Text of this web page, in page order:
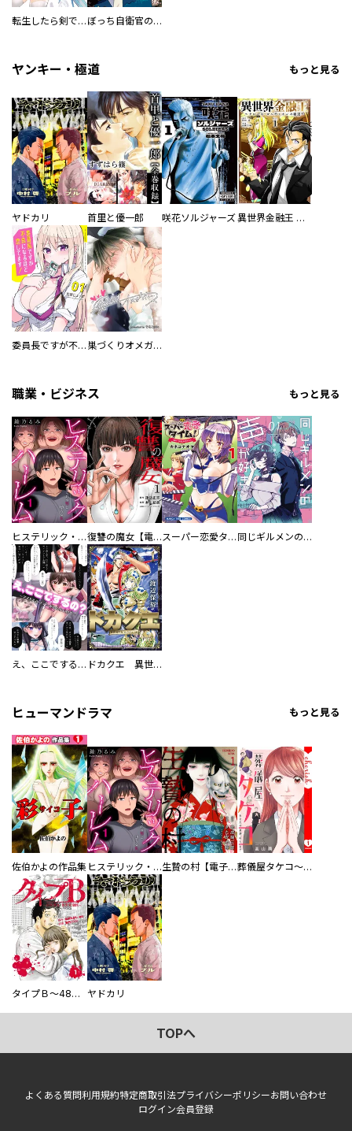
転生したら剣でした Another Wish ぼっち自衛官の異世界奮戦記
ヤンキー・極道 もっと見る
ヤドカリ 首里と優一郎 咲花ソルジャーズ 異世界金融王 ～クローネ・ゴルディオンの覇道～
委員長ですが不良になるほど恋してます！ 巣づくりオメガバース
職業・ビジネス もっと見る
ヒステリック・ハーレム～搾られる男と堕ちる女～【電子単行本版】 復讐の魔女【電子単行本版】 スーパー恋愛タイム！～現場でドＳな彼女は自宅でデレる～ 同じギルメンの声が好き
え、ここでするの？ アイドルのファンが知らない日常 ドカクエ 異世界ドカコッククエスト
ヒューマンドラマ もっと見る
佐伯かよの作品集 ヒステリック・ハーレム～搾られる男と堕ちる女～【電子単行本版】 生贄の村【電子単行本版】 葬儀屋タケコ～あなたの最期、叶えます【電子単行本版】
タイプＢ～48時間後、致死率100％～【単話】 ヤドカリ
TOPへ
よくある質問利用規約特定商取引法プライバシーポリシーお問い合わせ
ログイン会員登録